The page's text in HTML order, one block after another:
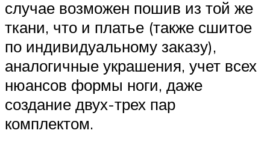
случае возможен пошив из той же
ткани, что и платье (также сшитое
по индивидуальному заказу),
аналогичные украшения, учет всех
нюансов формы ноги, даже
создание двух-трех пар
комплектом.